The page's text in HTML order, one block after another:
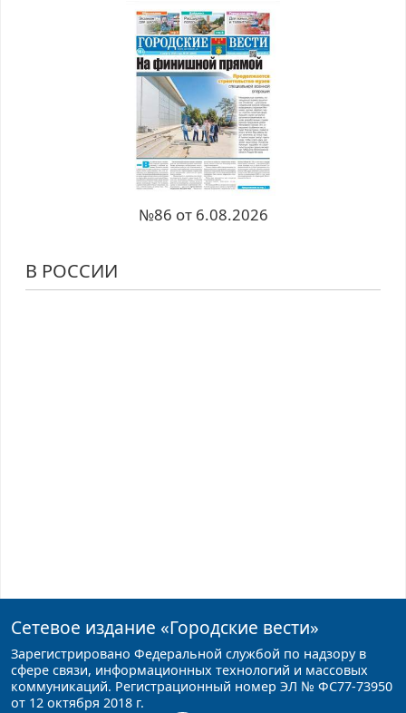
№86 от 6.08.2026
В РОССИИ
Сетевое издание «Городские вести»
Зарегистрировано Федеральной службой по надзору в
сфере связи, информационных технологий и массовых
коммуникаций. Регистрационный номер ЭЛ № ФС77-73950
от 12 октября 2018 г.